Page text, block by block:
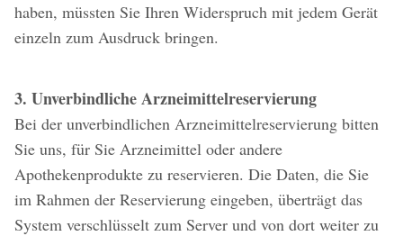
haben, müssten Sie Ihren Widerspruch mit jedem Gerät
einzeln zum Ausdruck bringen.
3. Unverbindliche Arzneimittelreservierung
Bei der unverbindlichen Arzneimittelreservierung bitten
Sie uns, für Sie Arzneimittel oder andere
Apothekenprodukte zu reservieren. Die Daten, die Sie
im Rahmen der Reservierung eingeben, überträgt das
System verschlüsselt zum Server und von dort weiter zu